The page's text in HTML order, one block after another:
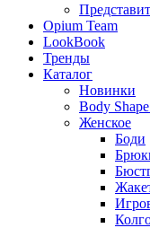
Opium Team
LookBook
Тренды
Каталог
Новинки
Body
Женское
Боди